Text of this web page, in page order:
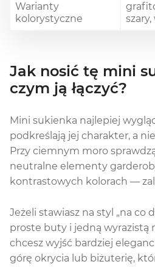
Warianty
kolorystyczne
Jak nosić tę mini
czym ją łączyć?
Mini sukienka najlepiej
podkreślają jej charakter, a
Przy ciemnym moro
neutralne elementy
kontrastowych kolorach —
Jeżeli stawiasz na styl „na co
proste buty i jedną wyrazistą
chcesz wyjść bardziej
górę okrycia lub biżuterię,